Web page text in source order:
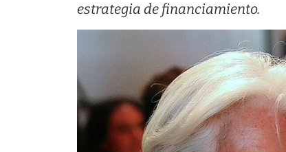
estrategia de financiamiento.